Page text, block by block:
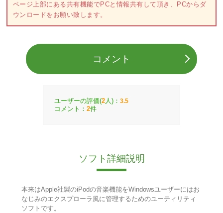
ページ上部にある共有機能でPCと情報共有して頂き、PCからダ
ウンロードをお願い致します。
コメント
ユーザーの評価(2 人)： 3.5
コメント： 2件
ソフト詳細説明
本来はApple社製のiPodの音楽機能をWindowsユーザーにはお
なじみのエクスプローラ風に管理するためのユーティリティ
ソフトです。